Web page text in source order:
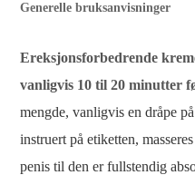
Generelle bruksanvisninger
Ereksjonsforbedrende
vanligvis 10 til 20 minutter
mengde, vanligvis en dråpe
instruert på etiketten,
penis til den er fullstendig